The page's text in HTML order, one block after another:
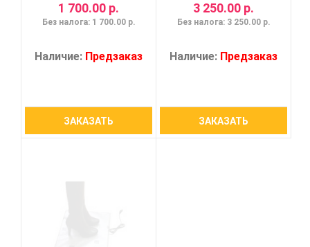
1 700.00 р.
Без налога: 1 700.00 р.
Наличие: Предзаказ
ЗАКАЗАТЬ
3 250.00 р.
Без налога: 3 250.00 р.
Наличие: Предзаказ
ЗАКАЗАТЬ